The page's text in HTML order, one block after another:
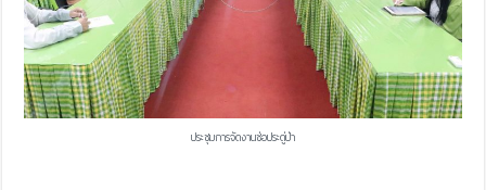
ประชุมการจัดงานช่อประดู่ป่า